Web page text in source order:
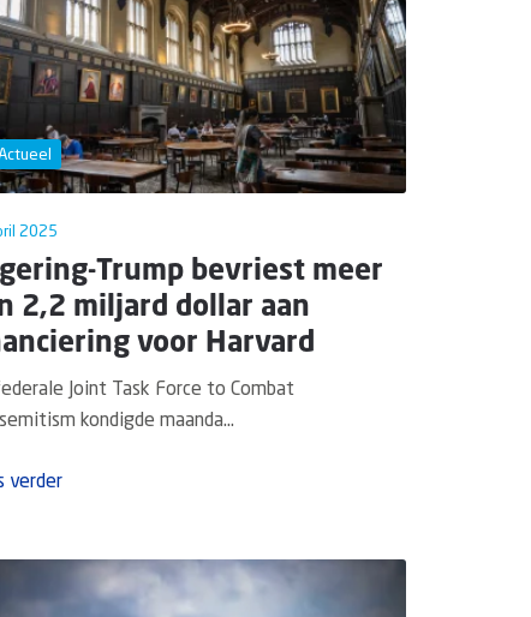
2025
Trump bevriest meer
2,2 miljard dollar aan
voor Harvard
Joint Task Force to Combat
kondigde maanda...
verder